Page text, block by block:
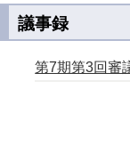
議事録
第7期第3回審